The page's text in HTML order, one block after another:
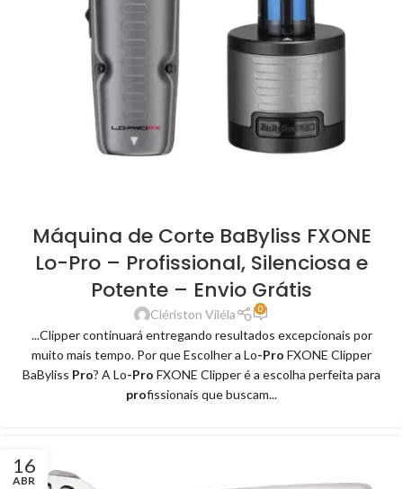
Máquina de Corte BaByliss FXONE
Lo-Pro – Profissional, Silenciosa e
Potente – Envio Grátis
Clériston Viléla 0
...Clipper continuará entregando resultados excepcionais por
muito mais tempo. Por que Escolher a Lo-Pro FXONE Clipper
BaByliss Pro? A Lo-Pro FXONE Clipper é a escolha perfeita para
profissionais que buscam...
16
ABR